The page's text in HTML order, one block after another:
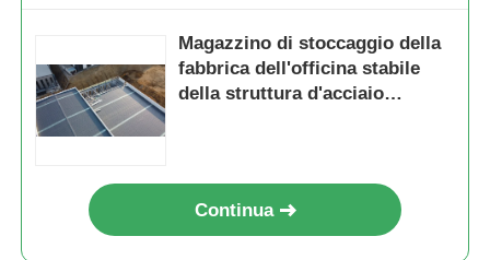
Magazzino di stoccaggio della
fabbrica dell'officina stabile
della struttura d'acciaio
Continua